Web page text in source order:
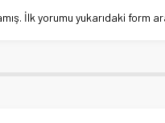
İlk yorumu yukarıdaki form